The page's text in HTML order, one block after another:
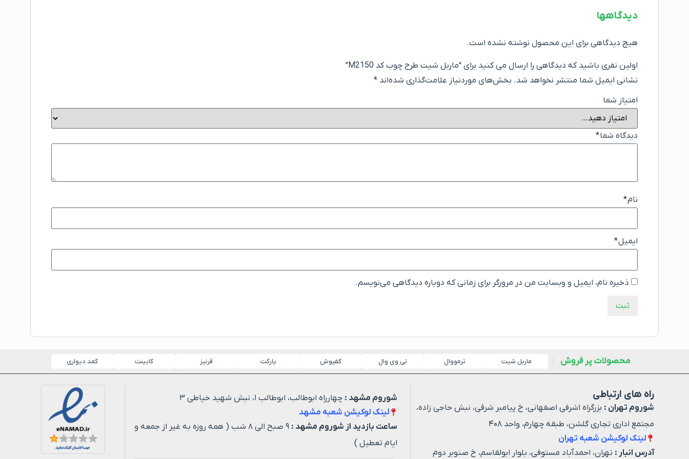
دیدگاهها
هیچ دیدگاهی برای این محصول نوشته نشده است.
اولین نفری باشید که دیدگاهی را ارسال می کنید برای “ماربل شیت طرح چوب کد M2150”
نشانی ایمیل شما منتشر نخواهد شد. بخش‌های موردنیاز علامت‌گذاری شده‌اند *
امتیاز شما
دیدگاه شما*
نام*
ایمیل*
ذخیره نام، ایمیل و وبسایت من در مرورگر برای زمانی که دوباره دیدگاهی می‌نویسم.
محصولات پر فروش ماربل شیت ترمووال تی وی وال کفپوش پارکت قرنیز کابینت کمد دیواری
راه های ارتباطی
شوروم تهران : بزرگراه اشرفی اصفهانی، خ پیامبر شرقی، نبش حاجی زاده،
مجتمع اداری تجاری گلشن، طبقه چهارم، واحد ۴۰۸
لینک لوکیشن شعبه تهران
آدرس انبار : تهران، احمدآباد مستوفی، بلوار ابولقاسم، خ صنوبر دوم
شوروم مشهد : چهارراه ابوطالب، ابوطالب ۱، نبش شهید خیاطی ۳
لینک لوکیشن شعبه مشهد
ساعت بازدید از شوروم مشهد :
۹ صبح الی ۸ شب ( همه روزه به غیر از جمعه و
ایام تعطیل )